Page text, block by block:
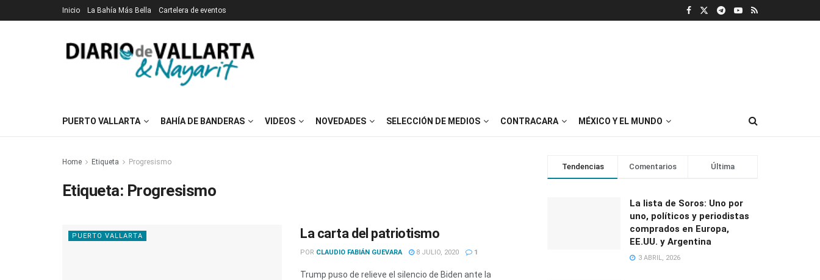
Inicio La Bahía Más Bella Cartelera de eventos
PUERTO VALLARTA BAHÍA DE BANDERAS VIDEOS NOVEDADES SELECCIÓN DE MEDIOS CONTRACARA MÉXICO Y EL MUNDO
Home Etiqueta Progresismo
Etiqueta: Progresismo
PUERTO VALLARTA La carta del patriotismo
POR CLAUDIO FABIÁN GUEVARA 8 JULIO, 2020 1
Trump puso de relieve el silencio de Biden ante la
Tendencias Comentarios Última
La lista de Soros: Uno por
uno, políticos y periodistas
comprados en Europa,
EE.UU. y Argentina
3 ABRIL, 2026